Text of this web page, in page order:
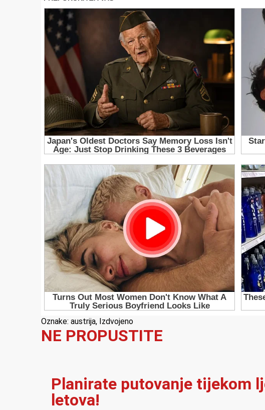
Oznake: austrija, Izdvojeno
NE PROPUSTITE
Planirate putovanje tijekom
letova!